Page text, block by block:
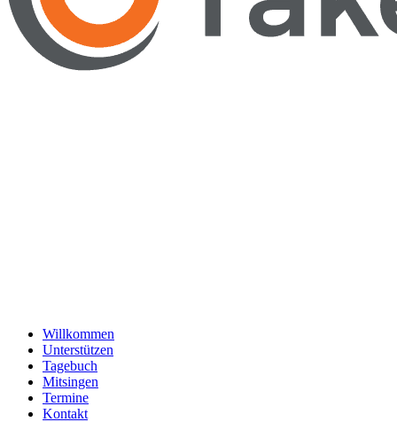
Willkommen
Unterstützen
Tagebuch
Mitsingen
Termine
Kontakt